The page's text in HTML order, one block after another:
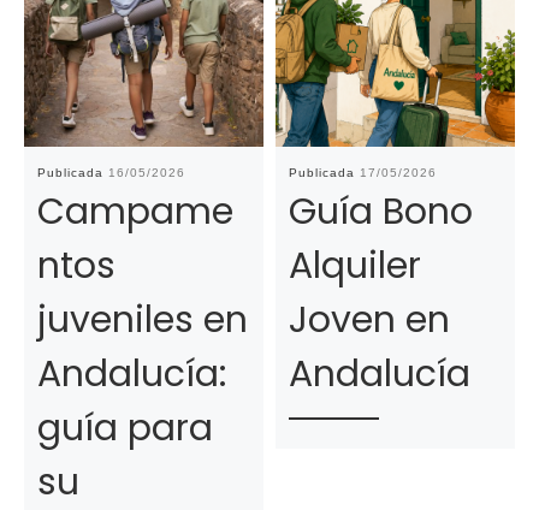
Publicada 16/05/2026
Campame
ntos
juveniles en
Andalucía:
guía para
su
Publicada 17/05/2026
Guía Bono
Alquiler
Joven en
Andalucía